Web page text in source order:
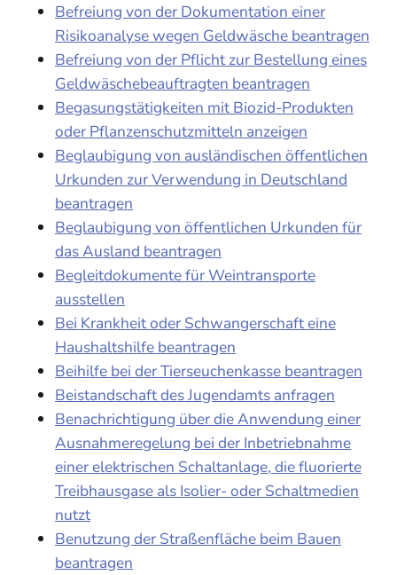
Befreiung von der Dokumentation einer
Risikoanalyse wegen Geldwäsche beantragen
Befreiung von der Pflicht zur Bestellung eines
Geldwäschebeauftragten beantragen
Begasungstätigkeiten mit Biozid-Produkten
oder Pflanzenschutzmitteln anzeigen
Beglaubigung von ausländischen öffentlichen
Urkunden zur Verwendung in Deutschland
beantragen
Beglaubigung von öffentlichen Urkunden für
das Ausland beantragen
Begleitdokumente für Weintransporte
ausstellen
Bei Krankheit oder Schwangerschaft eine
Haushaltshilfe beantragen
Beihilfe bei der Tierseuchenkasse beantragen
Beistandschaft des Jugendamts anfragen
Benachrichtigung über die Anwendung einer
Ausnahmeregelung bei der Inbetriebnahme
einer elektrischen Schaltanlage, die fluorierte
Treibhausgase als Isolier- oder Schaltmedien
nutzt
Benutzung der Straßenfläche beim Bauen
beantragen